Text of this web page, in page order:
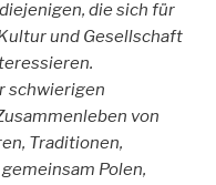
die sich für
und Gesellschaft
schwierigen
von
Traditionen,
Polen,